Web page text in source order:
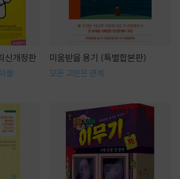
신개정판
블
미움받을 용기 (특별합본판)
모든 고민은 관계